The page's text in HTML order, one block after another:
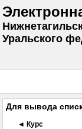
Уральского
Для вывода
◄ Курс